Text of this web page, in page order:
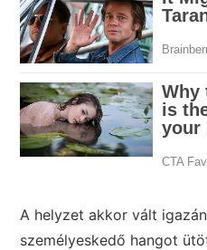
A helyzet akkor vált
személyeskedő hangot